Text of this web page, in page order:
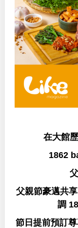
在大館
1862
父親節豪邁共
調
節日提前預訂